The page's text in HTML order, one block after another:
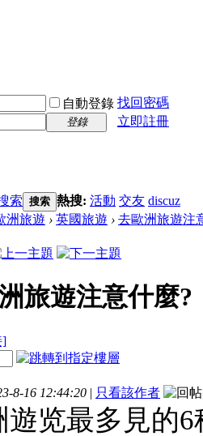
自動登錄 找回密碼
登錄
立即註冊
索 搜索 熱搜: 活動 交友 discuz
洲旅遊 › 英國旅遊 › 去歐洲旅遊注
旅遊注意什麼?
]
8-16 12:44:20 | 只看該作者
遊览最多見的